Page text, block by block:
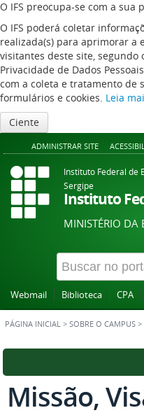
O IFS preocupa-se com a sua
O IFS poderá coletar
realizada(s) para aprimorar a
visitantes deste site, segundo
Privacidade de Dados
com a coleta e tratamento de
formulários e cookies. Leia
Ciente
ADMINISTRAR SITE
Instituto Federal de
Sergipe
Instituto
MINISTÉRIO DA
Webmail Biblioteca CPA
PÁGINA INICIAL > SOBRE O CAMPUS >
Missão,